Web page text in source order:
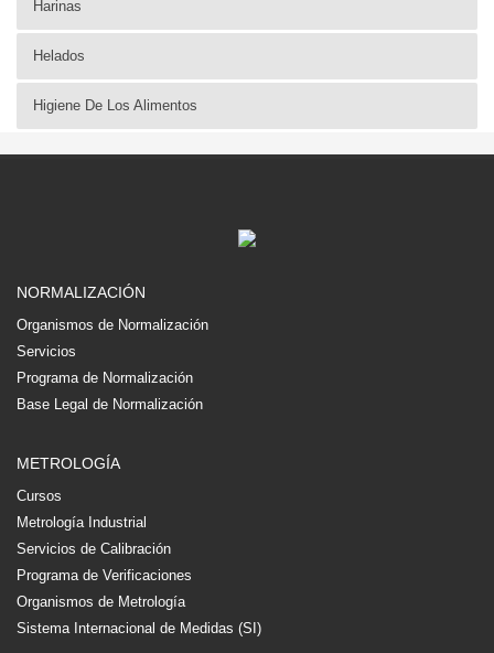
Harinas
Helados
Higiene De Los Alimentos
NORMALIZACIÓN
Organismos de Normalización
Servicios
Programa de Normalización
Base Legal de Normalización
METROLOGÍA
Cursos
Metrología Industrial
Servicios de Calibración
Programa de Verificaciones
Organismos de Metrología
Sistema Internacional de Medidas (SI)